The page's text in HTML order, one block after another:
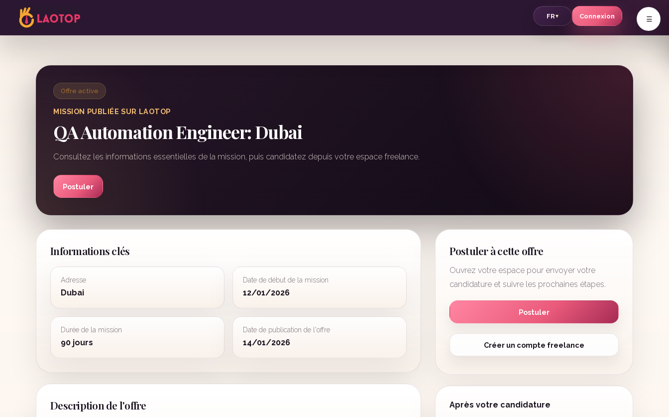
FR▾ Connexion v
Offre active
MISSION PUBLIÉE SUR LAOTOP
QA Automation Engineer: Dubai
Consultez les informations essentielles de la mission, puis candidatez depuis votre espace freelance.
Postuler
Informations clés
Adresse
Dubai
Date de début de la mission
12/01/2026
Durée de la mission
90 jours
Date de publication de l'offre
14/01/2026
Description de l'offre
Postuler à cette offre
Ouvrez votre espace pour envoyer votre
candidature et suivre les prochaines étapes.
Postuler
Créer un compte freelance
Après votre candidature